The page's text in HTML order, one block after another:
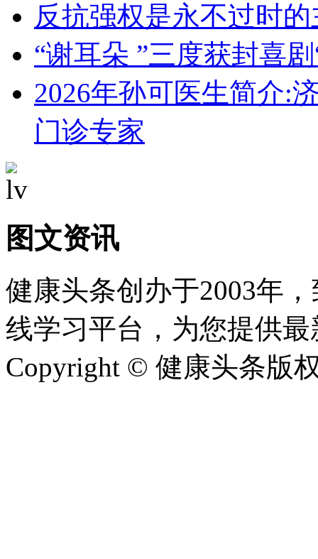
反抗强权是永不过时
“谢耳朵 ”三度获封喜
2026年孙可医生简介:
门诊专家
图文资讯
健康头条创办于2003年
线学习平台，为您提供
Copyright © 健康头条版